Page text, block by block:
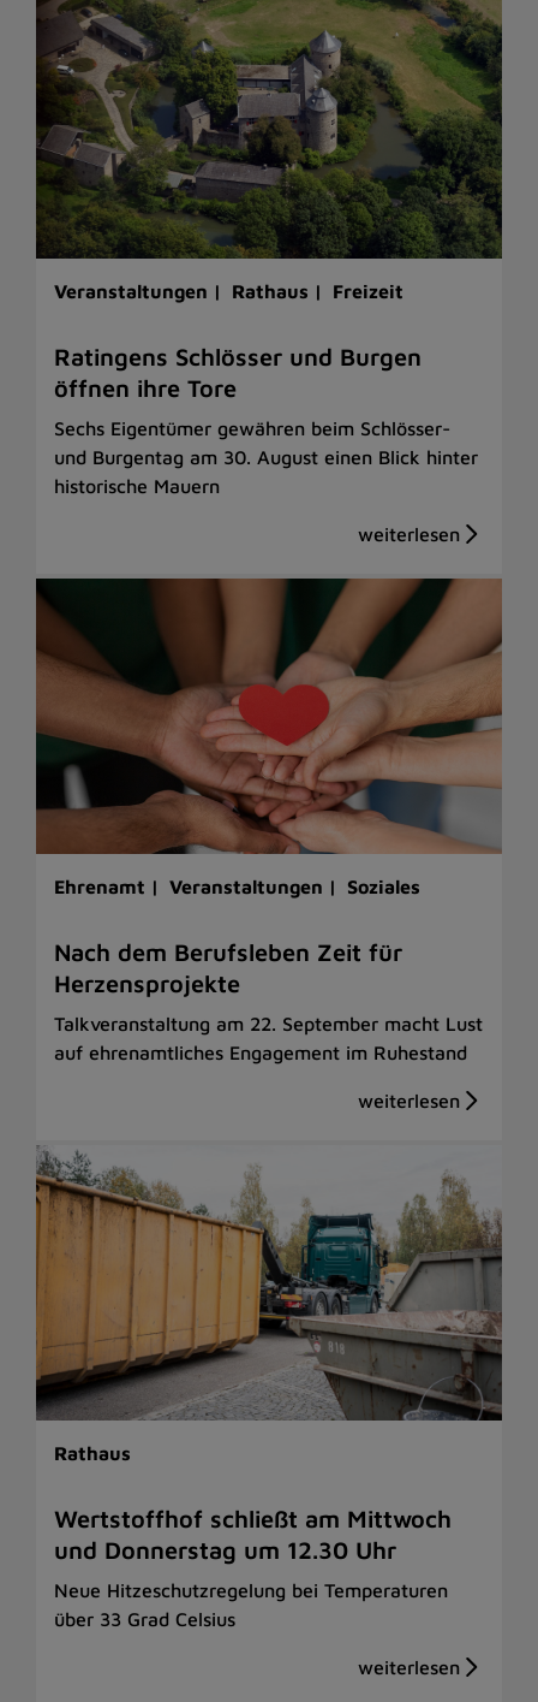
Veranstaltungen | Rathaus | Freizeit
Ratingens Schlösser und Burgen
öffnen ihre Tore
Sechs Eigentümer gewähren beim Schlösser-
und Burgentag am 30. August einen Blick hinter
historische Mauern
Ehrenamt | Veranstaltungen | Soziales
Nach dem Berufsleben Zeit für
Herzensprojekte
Talkveranstaltung am 22. September macht Lust
auf ehrenamtliches Engagement im Ruhestand
Rathaus
Wertstoffhof schließt am Mittwoch
und Donnerstag um 12.30 Uhr
Neue Hitzeschutzregelung bei Temperaturen
über 33 Grad Celsius